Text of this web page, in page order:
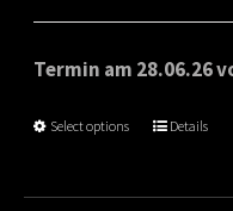
Termin am 28.06.26
Select options Details